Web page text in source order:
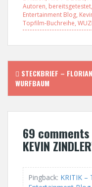
Autoren, bereitsgetestet,
Entertainment Blog,
Topfilm-Buchreihe,
P
o
s
STECKBRIEF – FLORIAN
WURFBAUM
69 comments
KEVIN ZINDLER
Pingback: KRITIK –